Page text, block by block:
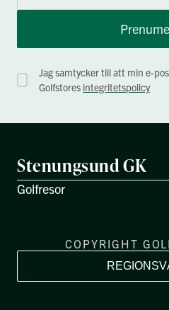
Jag samtycker till att min e-
Golfstores integritetspolicy
Stenungsund GK
Golfresor
COPYRIGHT